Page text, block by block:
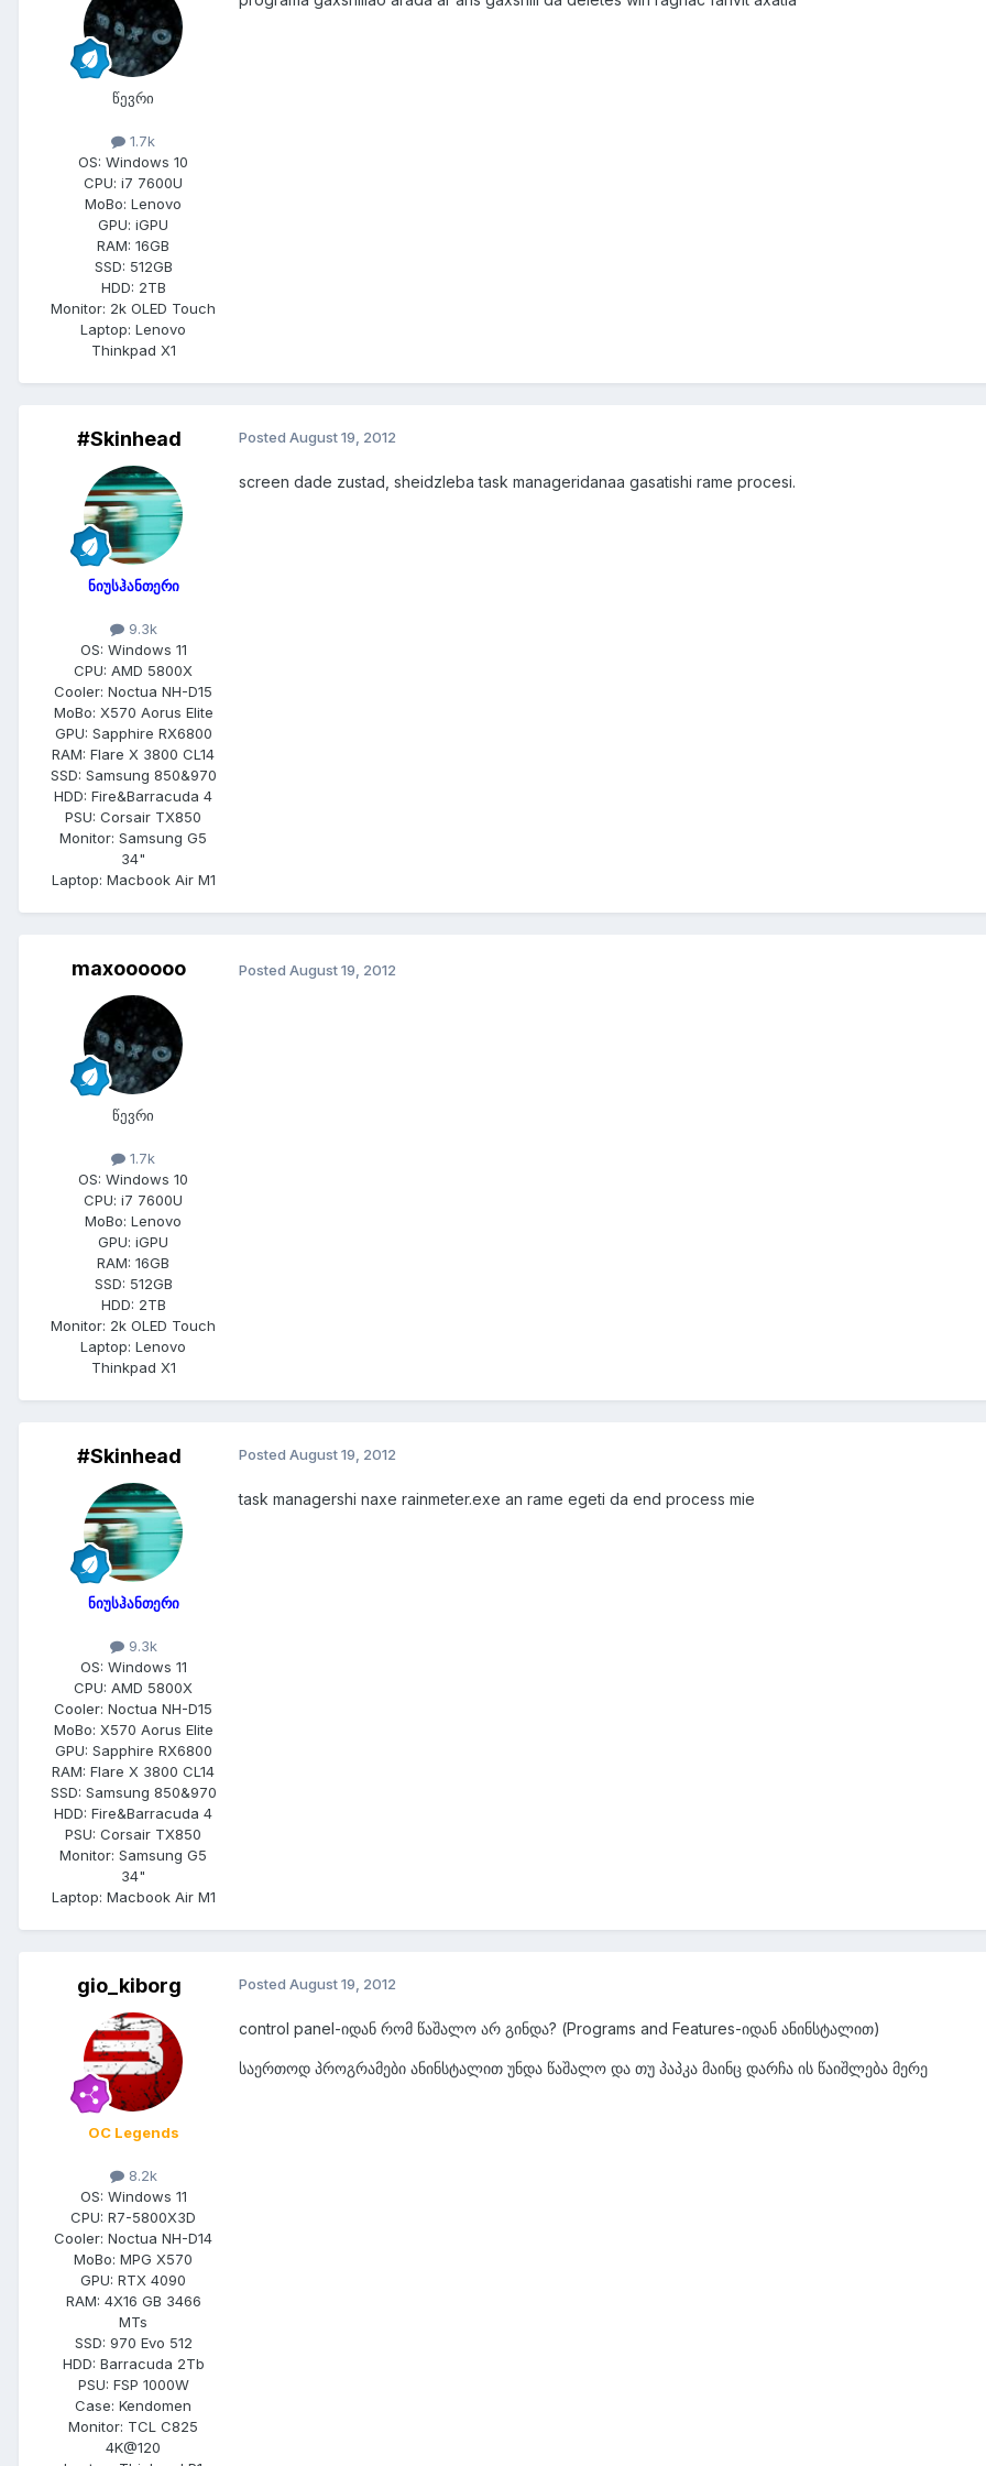
წევრი
1.7k
OS: Windows 10
CPU: i7 7600U
MoBo: Lenovo
GPU: iGPU
RAM: 16GB
SSD: 512GB
HDD: 2TB
Monitor: 2k OLED Touch
Laptop: Lenovo
Thinkpad X1
#Skinhead
ნიუსჰანთერი
9.3k
OS: Windows 11
CPU: AMD 5800X
Cooler: Noctua NH-D15
MoBo: X570 Aorus Elite
GPU: Sapphire RX6800
RAM: Flare X 3800 CL14
SSD: Samsung 850&970
HDD: Fire&Barracuda 4
PSU: Corsair TX850
Monitor: Samsung G5
34"
Laptop: Macbook Air M1
Posted August 19, 2012
screen dade zustad, sheidzleba task manageridanaa gasatishi rame procesi.
maxoooooo
წევრი
1.7k
OS: Windows 10
CPU: i7 7600U
MoBo: Lenovo
GPU: iGPU
RAM: 16GB
SSD: 512GB
HDD: 2TB
Monitor: 2k OLED Touch
Laptop: Lenovo
Thinkpad X1
Posted August 19, 2012
#Skinhead
ნიუსჰანთერი
9.3k
OS: Windows 11
CPU: AMD 5800X
Cooler: Noctua NH-D15
MoBo: X570 Aorus Elite
GPU: Sapphire RX6800
RAM: Flare X 3800 CL14
SSD: Samsung 850&970
HDD: Fire&Barracuda 4
PSU: Corsair TX850
Monitor: Samsung G5
34"
Laptop: Macbook Air M1
Posted August 19, 2012
task managershi naxe rainmeter.exe an rame egeti da end process mie
gio_kiborg
OC Legends
8.2k
OS: Windows 11
CPU: R7-5800X3D
Cooler: Noctua NH-D14
MoBo: MPG X570
GPU: RTX 4090
RAM: 4X16 GB 3466
MTs
SSD: 970 Evo 512
HDD: Barracuda 2Tb
PSU: FSP 1000W
Case: Kendomen
Monitor: TCL C825
4K@120
Posted August 19, 2012
control panel-იდან რომ წაშალო არ გინდა? (Programs and Features-იდან ანინსტალით)
საერთოდ პროგრამები ანინსტალით უნდა წაშალო და თუ პაპკა მაინც დარჩა ის წაიშლება მერე